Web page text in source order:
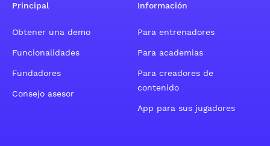
Principal
Obtener una demo
Funcionalidades
Fundadores
Consejo asesor
Información
Para entrenadores
Para academias
Para creadores de
contenido
App para sus jugadores